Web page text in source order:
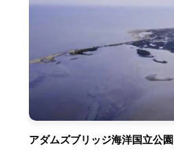
アダムズブリッジ海洋国立公園